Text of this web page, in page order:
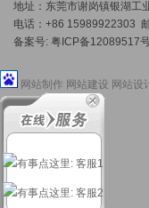
地址：东莞市谢岗镇银湖工
电话：+86 15989922303
备案号: 粤ICP备12089517
: 客服1
: 客服2
网站制作 网站建设 网站设